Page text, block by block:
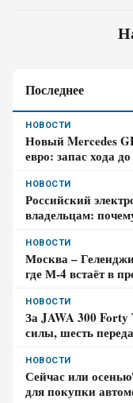
Последнее
НОВОСТИ
Новый Mercedes
евро: запас хода
НОВОСТИ
Российский
владельцам:
НОВОСТИ
Москва –
где М-4 встаёт в
НОВОСТИ
За JAWA 300 Forty
силы, шесть
НОВОСТИ
Сейчас или
для покупки